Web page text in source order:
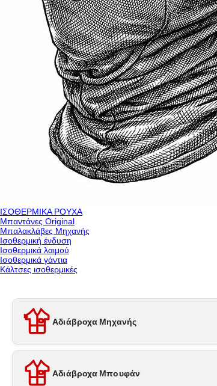
ΙΣΟΘΕΡΜΙΚΑ ΡΟΥΧΑ
Μπαντάνες Original
Μπαλακλάβες Μηχανής
Ισοθερμική ένδυση
Ισοθερμικά λαιμού
Ισοθερμικά γάντια
Κάλτσες ισοθερμικές
Αδιάβροχα Μηχανής
Αδιάβροχα Μπουφάν